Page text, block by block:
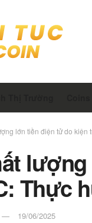
lớn tiền điện tử do kiện
Thực
19/06/2025